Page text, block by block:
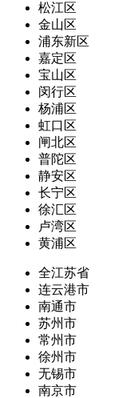
松江区
金山区
浦东新区
嘉定区
宝山区
闵行区
杨浦区
虹口区
闸北区
普陀区
静安区
长宁区
徐汇区
卢湾区
黄浦区
全江苏省
连云港市
南通市
苏州市
常州市
徐州市
无锡市
南京市